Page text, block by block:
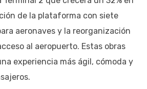
de la plataforma con siete
aeronaves y la reorganización
al aeropuerto. Estas obras
experiencia más ágil, cómoda y